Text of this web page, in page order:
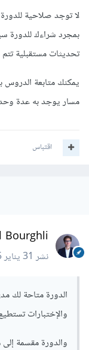
لا توجد صلاحية
بمجرد شراءك للدورة
تحديثات مستقبلية
يمكنك متابعة الدروس
مسار يوجد به عدة
اقتباس
Bourghli
نشر31 يناير 2025
الدورة متاحة لك
والإختبارات
والدورة مقسمة